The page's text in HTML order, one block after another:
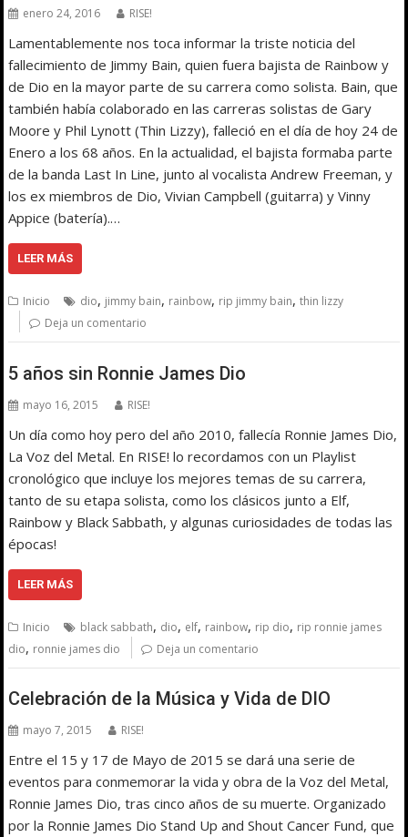
enero 24, 2016 RISE!
Lamentablemente nos toca informar la triste noticia del
fallecimiento de Jimmy Bain, quien fuera bajista de Rainbow y
de Dio en la mayor parte de su carrera como solista. Bain, que
también había colaborado en las carreras solistas de Gary
Moore y Phil Lynott (Thin Lizzy), falleció en el día de hoy 24 de
Enero a los 68 años. En la actualidad, el bajista formaba parte
de la banda Last In Line, junto al vocalista Andrew Freeman, y
los ex miembros de Dio, Vivian Campbell (guitarra) y Vinny
Appice (batería).…
LEER MÁS
Inicio dio, jimmy bain, rainbow, rip jimmy bain,thin lizzy
Deja un comentario
5 años sin Ronnie James Dio
mayo 16, 2015 RISE!
Un día como hoy pero del año 2010, fallecía Ronnie James Dio,
La Voz del Metal. En RISE! lo recordamos con un Playlist
cronológico que incluye los mejores temas de su carrera,
tanto de su etapa solista, como los clásicos junto a Elf,
Rainbow y Black Sabbath, y algunas curiosidades de todas las
épocas!
LEER MÁS
Inicio black sabbath, dio, elf, rainbow, rip dio, rip ronnie james
dio, ronnie james dio Deja un comentario
Celebración de la Música y Vida de DIO
mayo 7, 2015 RISE!
Entre el 15 y 17 de Mayo de 2015 se dará una serie de
eventos para conmemorar la vida y obra de la Voz del Metal,
Ronnie James Dio, tras cinco años de su muerte. Organizado
por la Ronnie James Dio Stand Up and Shout Cancer Fund, que